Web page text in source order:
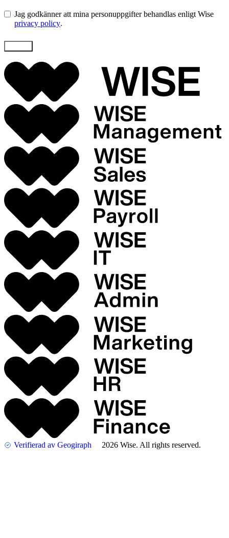
Jag godkänner att mina personuppgifter behandlas enligt Wise
privacy policy.
Verifierad av Geogiraph 2026 Wise. All rights reserved.